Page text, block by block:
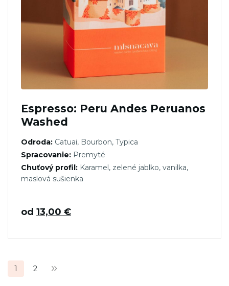
Espresso: Peru Andes Peruanos
Washed
Odroda: Catuai, Bourbon, Typica
Spracovanie: Premyté
Chuťový profil: Karamel, zelené jablko, vanilka,
maslová sušienka
od 13,00 €
Stránkovanie
1 2